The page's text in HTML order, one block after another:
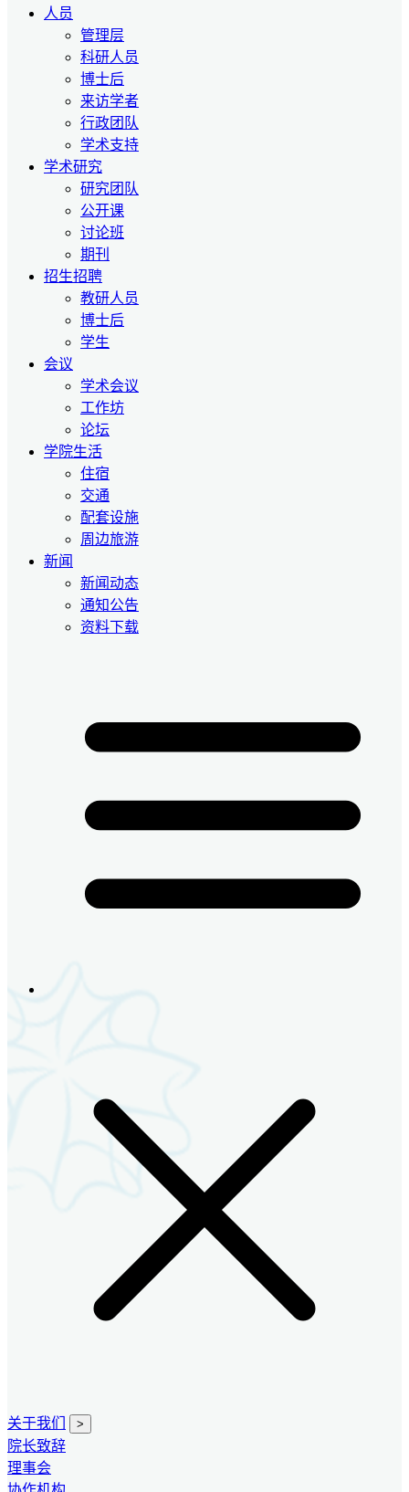
人员
管理层
科研人员
博士后
来访学者
行政团队
学术支持
学术研究
研究团队
公开课
讨论班
期刊
招生招聘
教研人员
博士后
学生
会议
学术会议
工作坊
论坛
学院生活
住宿
交通
配套设施
周边旅游
新闻
新闻动态
通知公告
资料下载
关于我们 >
院长致辞
理事会